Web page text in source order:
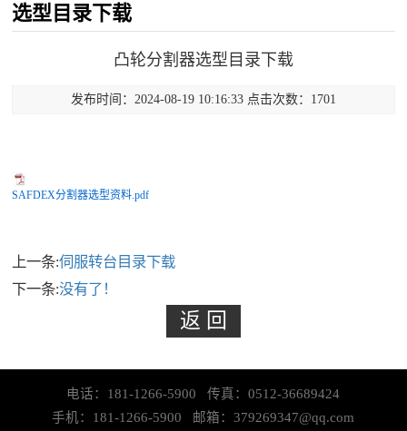
选型目录下载
凸轮分割器选型目录下载
发布时间：2024-08-19 10:16:33 点击次数：1701
SAFDEX分割器选型资料.pdf
上一条:伺服转台目录下载
下一条:没有了！
电话：181-1266-5900 传真：0512-36689424
手机：181-1266-5900 邮箱：379269347@qq.com